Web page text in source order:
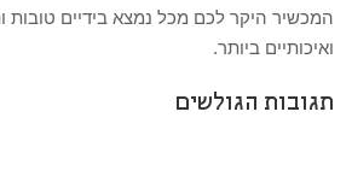
המכשיר היקר לכם מכל נמצא בידיים טובות
ואיכותיים ביותר.
תגובות הגולשים